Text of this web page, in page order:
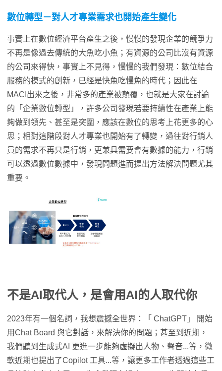
數位轉型－對人才專業需求也開始產生變化
事實上在數位經濟平台產生之後，慢慢的發現企業的競爭力
不再是像過去傳統的大魚吃小魚；有資源的公司比沒有資源
的公司來得快，事實上不見得，慢慢的我們發現：數位結合
服務的模式的創新，已經是快魚吃慢魚的時代；因此在
MACI出來之後，非常多的產業被顛覆，也就是大家在討論
的「企業數位轉型」，許多公司發現若要持續性在產業上能
夠做到領先、甚至是突圍，應該在數位的思考上花更多的心
思；相對這階段對人才專業也開始有了轉變，過往對行銷人
員的需求不再只是行銷，更兼具需要會有數據的能力，行銷
可以透過數位數據中，發現問題進而提出方法解決問題尤其
重要。
不是AI取代人，是會用AI的人取代你
2023年有一個名詞，我想震撼全世界：「 ChatGPT」 開始
用Chat Board 與它對話，來解決你的問題；甚至到近期，
我們聽到生成式AI 更進一步能夠虛擬出人物、聲音...等，微
軟近期也提出了Copilot 工具...等，讓更多工作者透過這些工